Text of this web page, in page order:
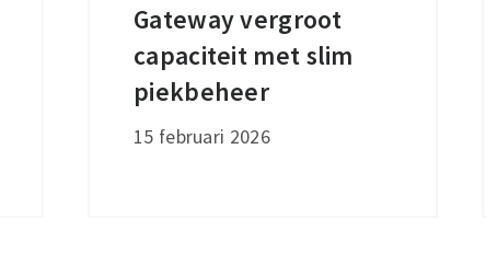
Gateway vergroot
capaciteit met slim
piekbeheer
15 februari 2026
World
Gateway
vergroot